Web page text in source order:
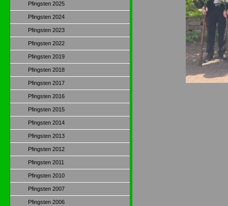
Pfingsten 2025
Pfingsten 2024
Pfingsten 2023
Pfingsten 2022
Pfingsten 2019
Pfingsten 2018
Pfingsten 2017
Pfingsten 2016
Pfingsten 2015
Pfingsten 2014
Pfingsten 2013
Pfingsten 2012
Pfingsten 2011
Pfingsten 2010
Pfingsten 2007
Pfingsten 2006